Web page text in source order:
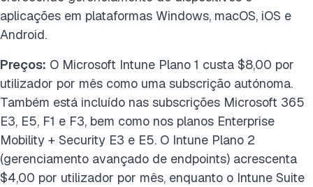
aplicações em plataformas Windows, macOS, iOS e
Android.
Preços: O Microsoft Intune Plano 1 custa $8,00 por
utilizador por mês como uma subscrição autónoma.
Também está incluído nas subscrições Microsoft 365
E3, E5, F1 e F3, bem como nos planos Enterprise
Mobility + Security E3 e E5. O Intune Plano 2
(gerenciamento avançado de endpoints) acrescenta
$4,00 por utilizador por mês, enquanto o Intune Suite